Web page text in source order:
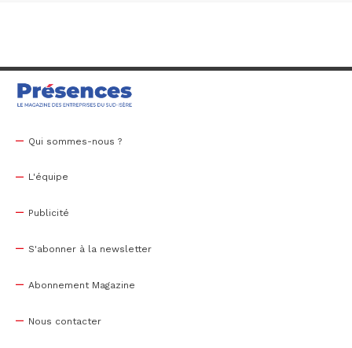
Qui sommes-nous ?
L'équipe
Publicité
S'abonner à la newsletter
Abonnement Magazine
Nous contacter